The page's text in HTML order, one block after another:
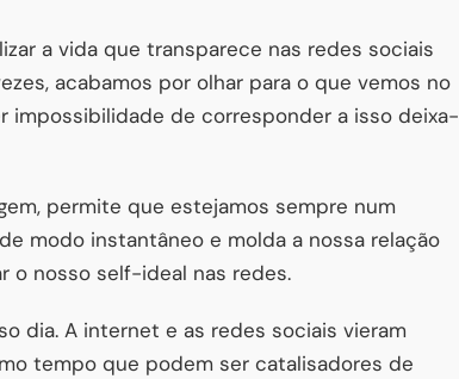
a vida que transparece nas redes sociais
acabamos por olhar para o que vemos no
impossibilidade de corresponder a isso deixa-
permite que estejamos sempre num
modo instantâneo e molda a nossa relação
o nosso self-ideal nas redes.
dia. A internet e as redes sociais vieram
tempo que podem ser catalisadores de